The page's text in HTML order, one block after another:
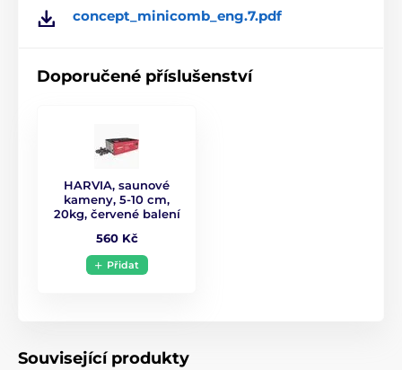
Hmotnost kamen 30 kg
concept_minicomb_eng.7.pdf
Doporučené příslušenství
HARVIA, saunové
kameny, 5-10 cm,
20kg, červené balení
560 Kč
Přidat
Související produkty